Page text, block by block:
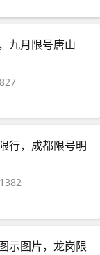
九月限号唐山
827
行，成都限号明
1382
示图片，龙岗限